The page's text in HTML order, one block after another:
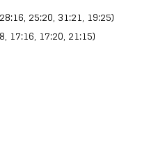
25:20, 31:21, 19:25)
17:20, 21:15)